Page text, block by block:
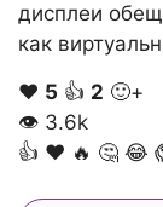
дисплеи
как
❤️ 5 👍 2 🙂+
👁 3.6k
👍 ❤️ 🔥 🤔 😂